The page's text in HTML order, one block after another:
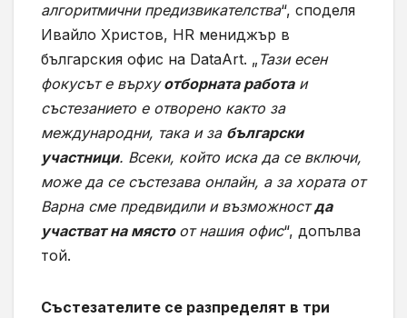
алгоритмични предизвикателства“, споделя
Ивайло Христов, HR мениджър в
българския офис на DataArt. „ Тази есен
фокусът е върхуотборната работаи
състезанието е отворено както за
международни, така и за български
участници. Всеки, който иска да се включи,
може да се състезава онлайн, а за хората от
Варна сме предвидили и възможностда
участват на място от нашия офис“, допълва
той.
Състезателите се разпределят в три